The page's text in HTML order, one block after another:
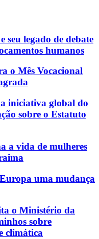
seu legado de debate
humanos
o Mês Vocacional
iniciativa global do
sobre o Estatuto
a vida de mulheres
uma mudança
o Ministério da
sobre
climática